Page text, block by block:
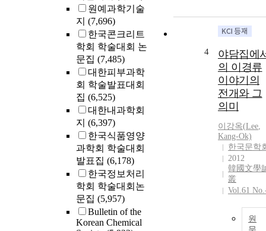
원예과학기술
지 (7,696)
한국콘크리트
학회 학술대회 논
문집 (7,485)
대한피부과학
회 학술발표대회
집 (6,525)
대한내과학회
지 (6,397)
한국식품영양
과학회 학술대회
발표집 (6,178)
한국정보처리
학회 학술대회논
문집 (5,957)
Bulletin of the
Korean Chemical
4
야담집에
의 이경류
이야기의
전개와 그
의미
이강옥(Lee,
Kang-Ok)
한국문학
2012
韓國文學
叢
Vol.61
원